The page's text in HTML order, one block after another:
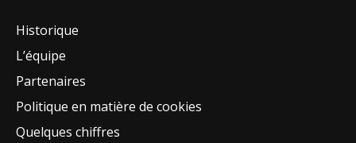
Historique
L’équipe
Partenaires
Politique en matière de cookies
Quelques chiffres